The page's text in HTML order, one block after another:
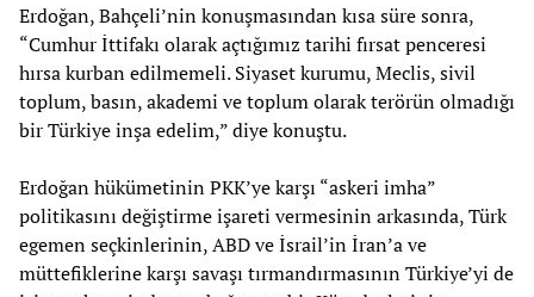
Erdoğan, Bahçeli’nin konuşmasından kısa süre sonra,
“Cumhur İttifakı olarak açtığımız tarihi fırsat penceresi
hırsa kurban edilmemeli. Siyaset kurumu, Meclis, sivil
toplum, basın, akademi ve toplum olarak terörün olmadığı
bir Türkiye inşa edelim,” diye konuştu.
Erdoğan hükümetinin PKK’ye karşı “askeri imha”
politikasını değiştirme işareti vermesinin arkasında, Türk
egemen seçkinlerinin, ABD ve İsrail’in İran’a ve
müttefiklerine karşı savaşı tırmandırmasının Türkiye’yi de